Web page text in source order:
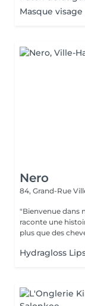
Masque
Nero
84, Grand-Rue
"Bienvenue dans
raconte une
plus que des
Hydragloss